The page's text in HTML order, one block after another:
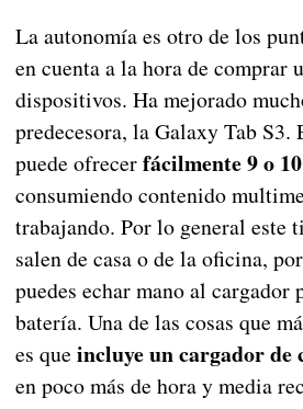
La autonomía es otro de los
en cuenta a la hora de comprar
dispositivos. Ha mejorado
predecesora, la Galaxy Tab S3.
puede ofrecerfácilmente 9 o
consumiendo contenido
trabajando. Por lo general este
salen de casa o de la oficina,
puedes echar mano al cargador
batería. Una de las cosas que
es que incluye un cargador de
en poco más de hora y media